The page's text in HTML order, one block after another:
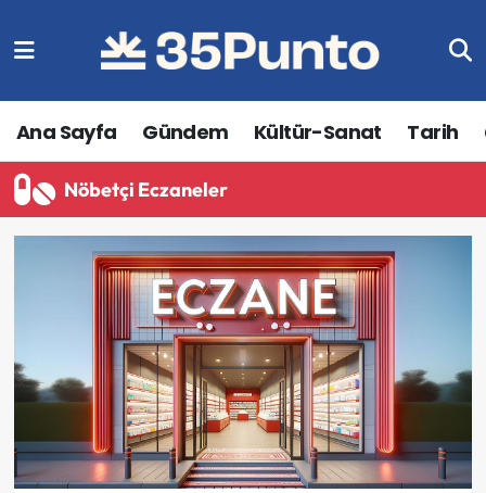
Ana Sayfa Gündem Kültür-Sanat Tarih
Nöbetçi Eczaneler